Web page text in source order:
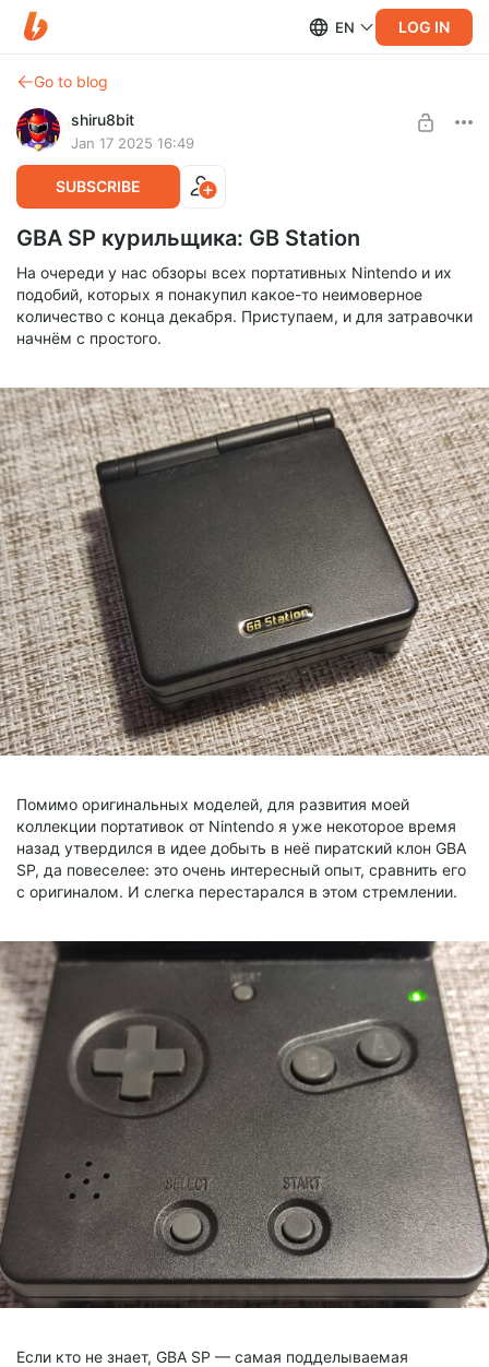
EN LOG IN
Go to blog
shiru8bit
Jan 17 2025 16:49
SUBSCRIBE
GBA SP курильщика: GB Station
На очереди у нас обзоры всех портативных Nintendo и их
подобий, которых я понакупил какое-то неимоверное
количество с конца декабря. Приступаем, и для затравочки
начнём с простого.
Помимо оригинальных моделей, для развития моей
коллекции портативок от Nintendo я уже некоторое время
назад утвердился в идее добыть в неё пиратский клон GBA
SP, да повеселее: это очень интересный опыт, сравнить его
с оригиналом. И слегка перестарался в этом стремлении.
Если кто не знает, GBA SP — самая подделываемая